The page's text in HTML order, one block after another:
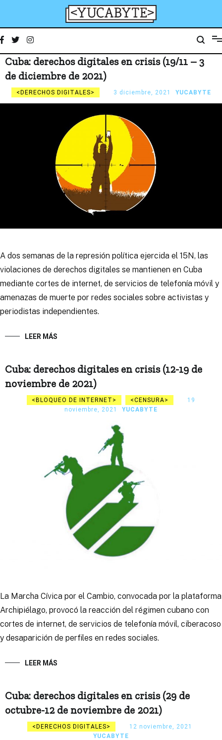
YucaByte
Cuba: derechos digitales en crisis (19/11 – 3
de diciembre de 2021)
DERECHOS DIGITALES 3 diciembre, 2021 YUCABYTE
A dos semanas de la represión política ejercida el 15N, las
violaciones de derechos digitales se mantienen en Cuba
mediante cortes de internet, de servicios de telefonía móvil y
amenazas de muerte por redes sociales sobre activistas y
periodistas independientes.
LEER MÁS
Cuba: derechos digitales en crisis (12-19 de
noviembre de 2021)
BLOQUEO DE INTERNET CENSURA
19
noviembre, 2021
YUCABYTE
La Marcha Cívica por el Cambio, convocada por la plataforma
Archipiélago, provocó la reacción del régimen cubano con
cortes de internet, de servicios de telefonía móvil, ciberacoso
y desaparición de perfiles en redes sociales.
LEER MÁS
Cuba: derechos digitales en crisis (29 de
octubre-12 de noviembre de 2021)
DERECHOS DIGITALES
12 noviembre, 2021
YUCABYTE